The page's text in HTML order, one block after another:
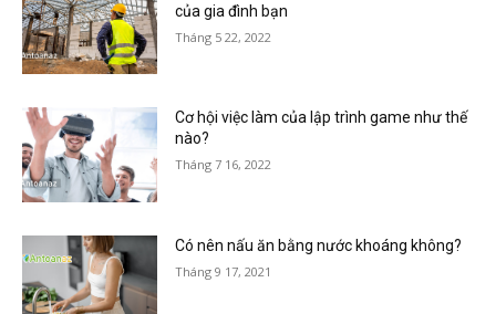
của gia đình bạn
Tháng 5 22, 2022
Cơ hội việc làm của lập trình game như thế
nào?
Tháng 7 16, 2022
Có nên nấu ăn bằng nước khoáng không?
Tháng 9 17, 2021